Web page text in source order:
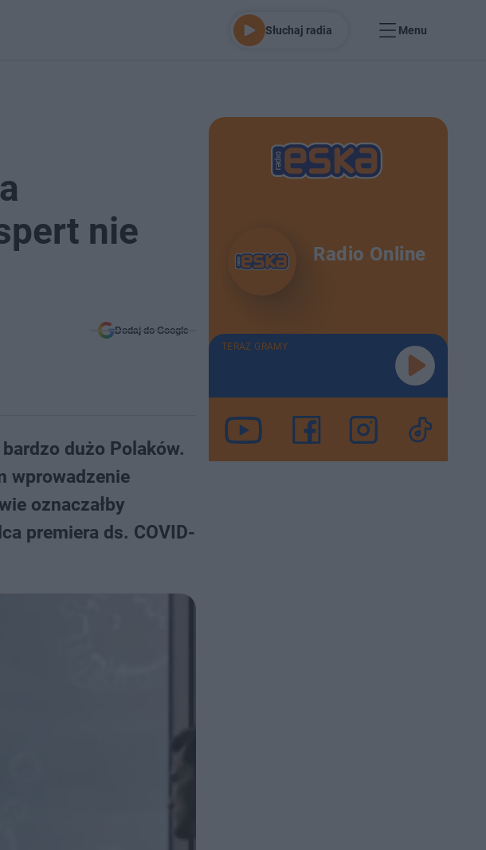
Słuchaj radia Menu
nie
Dodaj do Google
dużo Polaków.
wprowadzenie
oznaczałby
premiera ds. COVID-
Radio Online
TERAZ GRAMY